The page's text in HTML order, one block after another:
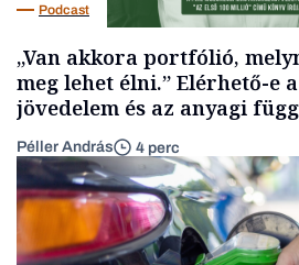
Podcast
„Van akkora portfólió,
meg lehet élni.” Elérhető-e
jövedelem és az anyagi
Péller András 4 perc